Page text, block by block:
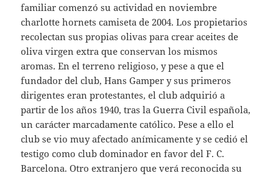
familiar comenzó su actividad en noviembre
charlotte hornets camiseta de 2004. Los propietarios
recolectan sus propias olivas para crear aceites de
oliva virgen extra que conservan los mismos
aromas. En el terreno religioso, y pese a que el
fundador del club, Hans Gamper y sus primeros
dirigentes eran protestantes, el club adquirió a
partir de los años 1940, tras la Guerra Civil española,
un carácter marcadamente católico. Pese a ello el
club se vio muy afectado anímicamente y se cedió el
testigo como club dominador en favor del F. C.
Barcelona. Otro extranjero que verá reconocida su